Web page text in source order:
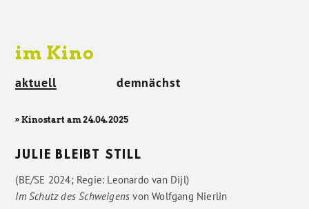
im Kino
aktuell demnächst
» Kinostart am 24.04.2025
JULIE BLEIBT STILL
(BE/SE 2024; Regie: Leonardo van Dijl)
Im Schutz des Schweigens vonWolfgang Nierlin